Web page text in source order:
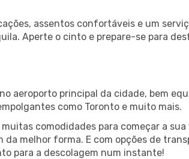
assentos confortáveis e um
Aperte o cinto e prepare-se para
aeroporto principal da cidade, bem
como Toronto e muito mais.
comodidades para começar a sua
melhor forma. E com opções de
para a descolagem num instante!